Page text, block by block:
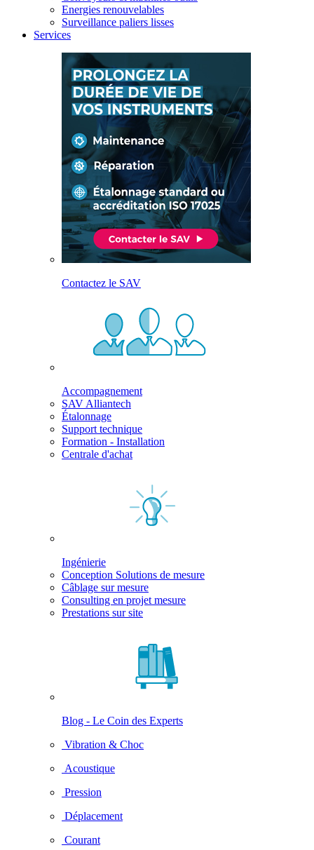
Energies renouvelables
Surveillance paliers lisses
Services
Contactez le SAV
Accompagnement
SAV Alliantech
Étalonnage
Support technique
Formation - Installation
Centrale d'achat
Ingénierie
Conception Solutions de mesure
Câblage sur mesure
Consulting en projet mesure
Prestations sur site
Blog - Le Coin des Experts
Vibration & Choc
Acoustique
Pression
Déplacement
Courant